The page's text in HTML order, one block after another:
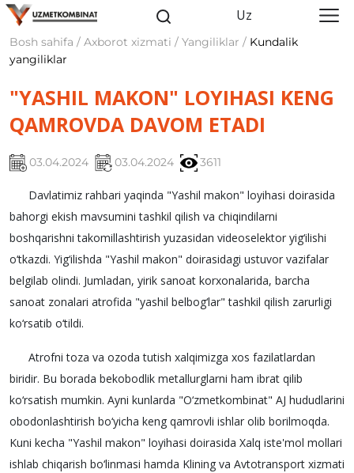
Uz
Bosh sahifa / Axborot xizmati / Yangiliklar / Kundalik
yangiliklar
"YASHIL MAKON" LOYIHASI KENG
QAMROVDA DAVOM ETADI
03.04.2024 03.04.2024 3611
Davlatimiz rahbari yaqinda "Yashil makon" loyihasi doirasida
bahorgi ekish mavsumini tashkil qilish va chiqindilarni
boshqarishni takomillashtirish yuzasidan videoselektor yig‘ilishi
o‘tkazdi. Yig‘ilishda "Yashil makon" doirasidagi ustuvor vazifalar
belgilab olindi. Jumladan, yirik sanoat korxonalarida, barcha
sanoat zonalari atrofida "yashil belbog‘lar" tashkil qilish zarurligi
ko‘rsatib o‘tildi.
Atrofni toza va ozoda tutish xalqimizga xos fazilatlardan
biridir. Bu borada bekobodlik metallurglarni ham ibrat qilib
ko‘rsatish mumkin. Ayni kunlarda "O‘zmetkombinat" AJ hududlarini
obodonlashtirish bo‘yicha keng qamrovli ishlar olib borilmoqda.
Kuni kecha "Yashil makon" loyihasi doirasida Xalq iste'mol mollari
ishlab chiqarish bo‘linmasi hamda Klining va Avtotransport xizmati